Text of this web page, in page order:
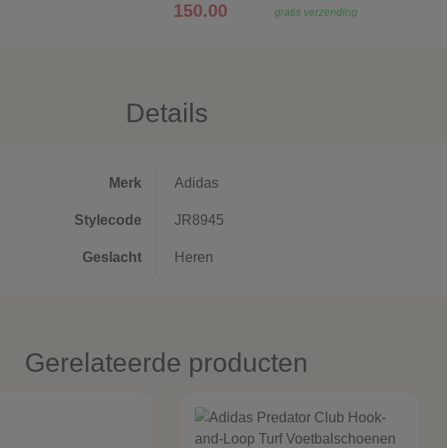
150.00 gratis verzending
Details
Merk Adidas
Stylecode JR8945
Geslacht Heren
Gerelateerde producten